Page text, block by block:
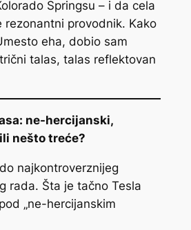
Springsu – i da cela
rezonantni provodnik. Kako
eha, dobio sam
talas, talas reflektovan
ne-hercijanski,
nešto treće?
najkontroverznijeg
rada. Šta je tačno Tesla
„ne-hercijanskim